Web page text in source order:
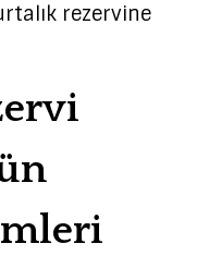
rezervine